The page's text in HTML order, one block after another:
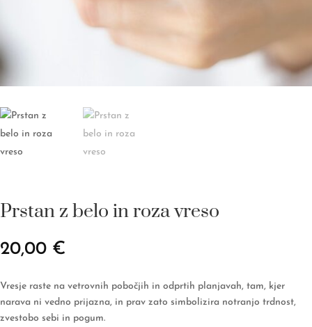
Prstan z belo in roza vreso
20,00 €
Vresje raste na vetrovnih pobočjih in odprtih planjavah, tam, kjer
narava ni vedno prijazna, in prav zato simbolizira notranjo trdnost,
zvestobo sebi in pogum.